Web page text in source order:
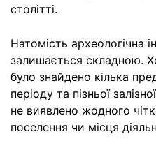
столітті.
Натомість археологічна
залишається складною.
було знайдено кілька
періоду та пізньої
не виявлено жодного
поселення чи місця